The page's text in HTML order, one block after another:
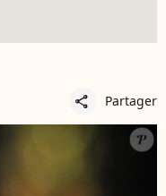
share Partager